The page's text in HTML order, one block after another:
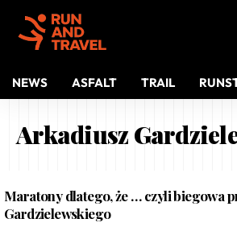
NEWS ASFALT TRAIL
Arkadiusz
Maratony dlatego, że … czyli biegowa
Gardzielewskiego